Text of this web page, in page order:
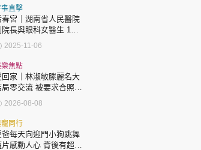
All rights reserved.
事直擊
春宮｜湖南省人民醫院
院長與眼科女醫生 17
鐘「激戰」片流出 動作
骨 網上瘋傳
2025-11-06
焦點
回家｜林淑敏滕麗名大
局零交流 被要求合照即
「不和升級」？兩人咁
2026-08-08
同行
爸每天向迎門小狗跳舞
片感動人心 背後有超大